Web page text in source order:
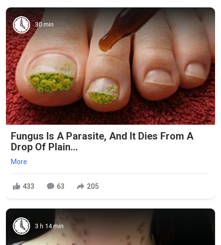
30 min
Fungus Is A Parasite, And It Dies From A
Drop Of Plain...
More
433 63 205
3 h 14 min